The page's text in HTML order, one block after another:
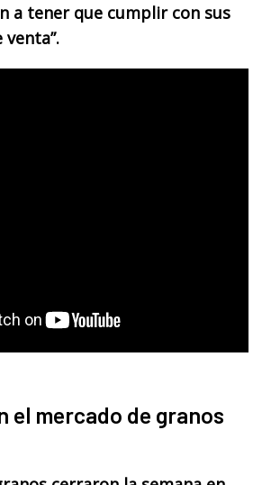
a tener que cumplir con sus
el mercado de granos